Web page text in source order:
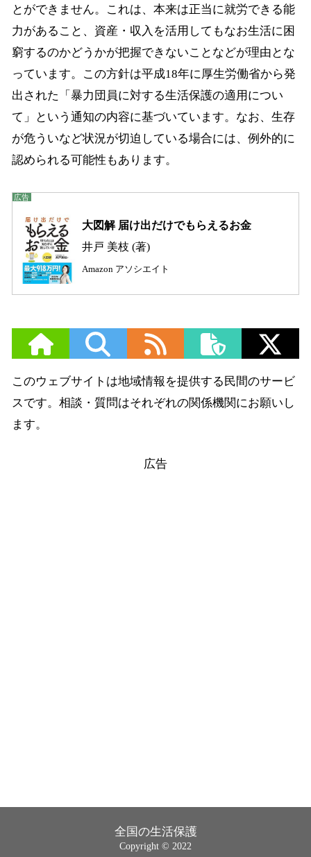
とができません。これは、本来は正当に就労できる能
力があること、資産・収入を活用してもなお生活に困
窮するのかどうかが把握できないことなどが理由とな
っています。この方針は平成18年に厚生労働省から発
出された「暴力団員に対する生活保護の適用につい
て」という通知の内容に基づいています。なお、生存
が危ういなど状況が切迫している場合には、例外的に
認められる可能性もあります。
大図解 届け出だけでもらえるお金
井戸 美枝 (著)
Amazon アソシエイト
全国の生活保護
Copyright © 2022